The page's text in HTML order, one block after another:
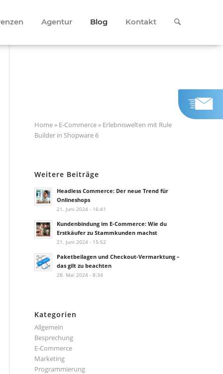
Agentur Blog Kontakt
Home » E-Commerce » Erlebniswelten mit Rule
Builder in Shopware 6
Weitere Beiträge
Headless Commerce: Der neue Trend für
Onlineshops
21. Juni 2024 - 16:41
Kundenbindung im E-Commerce: Wie du
Erstkäufer zu Stammkunden machst
21. Juni 2024 - 15:52
Paketbeilagen und Checkout-Vermarktung –
das gilt zu beachten
28. Mai 2024 - 8:34
Kategorien
Allgemein
Besprechung
E-Commerce
Marketing
Programmierung